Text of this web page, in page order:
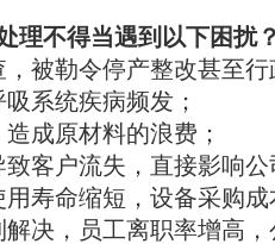
理不得当遇到以下困扰？
被勒令停产整改甚至行
系统疾病频发；
成原材料的浪费；
客户流失，直接影响公
寿命缩短，设备采购成
决，员工离职率增高，